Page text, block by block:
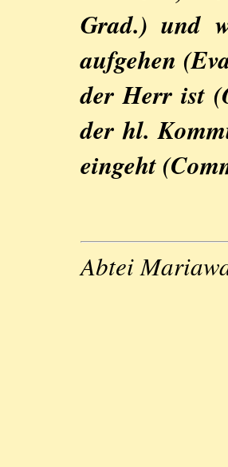
Grad.) und
aufgehen
der Herr ist
der hl.
eingeht
Abtei